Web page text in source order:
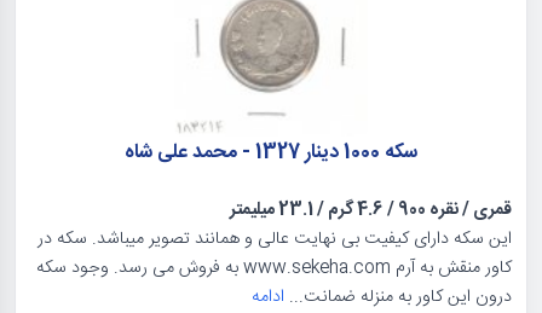
سکه 1000 دینار 1327 - محمد علی شاه
قمری/نقره 900 /4.6 گرم /23.1 میلیمتر
این سکه دارای کیفیت بی نهایت عالی و همانند تصویر میباشد. سکه در
کاور منقش به آرم www.sekeha.com به فروش می رسد. وجود سکه
درون این کاور به منزله ضمانت... ادامه